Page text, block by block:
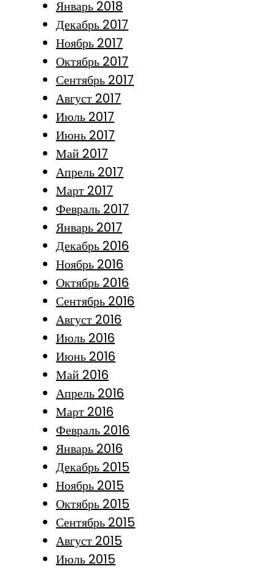
Январь 2018
Декабрь 2017
Ноябрь 2017
Октябрь 2017
Сентябрь 2017
Август 2017
Июль 2017
Июнь 2017
Май 2017
Апрель 2017
Март 2017
Февраль 2017
Январь 2017
Декабрь 2016
Ноябрь 2016
Октябрь 2016
Сентябрь 2016
Август 2016
Июль 2016
Июнь 2016
Май 2016
Апрель 2016
Март 2016
Февраль 2016
Январь 2016
Декабрь 2015
Ноябрь 2015
Октябрь 2015
Сентябрь 2015
Август 2015
Июль 2015